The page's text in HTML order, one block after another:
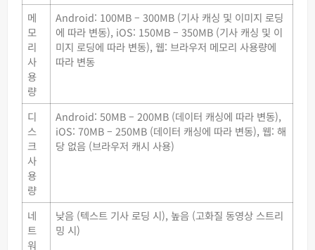
메
모
리
사
용
량
Android: 100MB – 300MB (기사 캐싱 및 이미지 로딩
에 따라 변동), iOS: 150MB – 350MB (기사 캐싱 및 이
미지 로딩에 따라 변동), 웹: 브라우저 메모리 사용량에
따라 변동
디
스
크
사
용
량
Android: 50MB – 200MB (데이터 캐싱에 따라 변동),
iOS: 70MB – 250MB (데이터 캐싱에 따라 변동), 웹: 해
당 없음 (브라우저 캐시 사용)
네
트
워
낮음 (텍스트 기사 로딩 시), 높음 (고화질 동영상 스트리
밍 시)